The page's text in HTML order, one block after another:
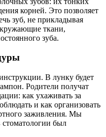
корней. Это позволяет
зуб, не прикладывая
ткани,
зуба.
В лунку будет
Родители получат
как ухаживать за
и как организовать
заживления. Мы
стоматологии был